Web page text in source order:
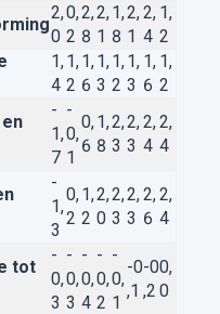
2,
0
0,
2
2,
8
2,
1
1,
8
2,
1
2,
4
1,
2
1,
4
1,
2
1,
6
1,
3
1,
2
1,
3
1,
6
1,
2
-
1,
7
-
0,
1
0,
6
1,
8
2,
3
2,
3
2,
4
2,
4
-
1,
3
0,
2
1,
2
2,
0
2,
3
2,
3
2,
6
2,
4
tot
-
0,
3
-
0,
3
-
0,
4
-
0,
2
-
0,
1
-0
,1
-0
,2
0,
0